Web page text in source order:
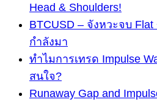
Head & Shoulders!
BTCUSD – จังหวะจบ Flat
กำลังมา
ทำไมการเทรด Impulse
สนใจ?
Runaway Gap and